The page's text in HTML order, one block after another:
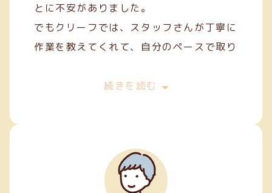
とに不安がありました。
でもクリーフでは、スタッフさんが丁寧に
作業を教えてくれて、自分のペースで取り
最初は両面テープ貼りや裁縫などの簡単な
続きを読む